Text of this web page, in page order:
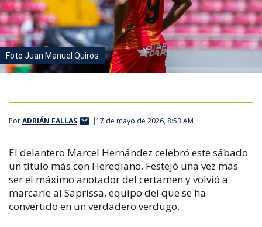
Foto Juan Manuel Quirós
PorADRIÁN FALLAS 17 de mayo de 2026, 8:53 AM
El delantero Marcel Hernández celebró este sábado
un título más con Herediano. Festejó una vez más
ser el máximo anotador del certamen y volvió a
marcarle al Saprissa, equipo del que se ha
convertido en un verdadero verdugo.